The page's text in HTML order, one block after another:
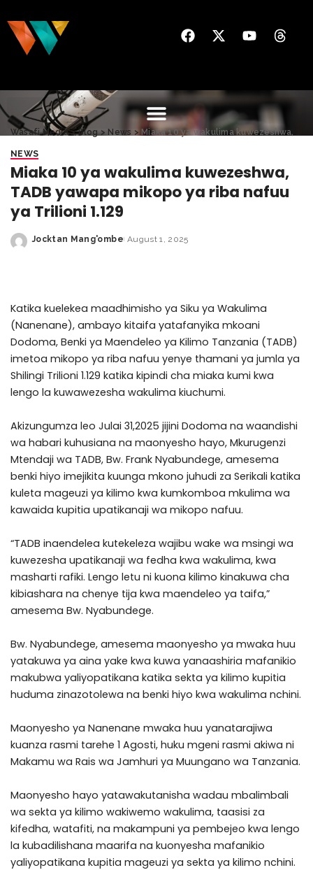
Wasafi Media>Blog> News > Miaka 10 ya wakulima kuwezeshwa, TADB yawapa mikopo ya riba nafuu ya Trilioni 1.129
NEWS
Miaka 10 ya wakulima kuwezeshwa,
TADB yawapa mikopo ya riba nafuu
ya Trilioni 1.129
Jocktan Mang'ombe August 1, 2025
Katika kuelekea maadhimisho ya Siku ya Wakulima
(Nanenane), ambayo kitaifa yatafanyika mkoani
Dodoma, Benki ya Maendeleo ya Kilimo Tanzania (TADB)
imetoa mikopo ya riba nafuu yenye thamani ya jumla ya
Shilingi Trilioni 1.129 katika kipindi cha miaka kumi kwa
lengo la kuwawezesha wakulima kiuchumi.
Akizungumza leo Julai 31,2025 jijini Dodoma na waandishi
wa habari kuhusiana na maonyesho hayo, Mkurugenzi
Mtendaji wa TADB, Bw. Frank Nyabundege, amesema
benki hiyo imejikita kuunga mkono juhudi za Serikali katika
kuleta mageuzi ya kilimo kwa kumkomboa mkulima wa
kawaida kupitia upatikanaji wa mikopo nafuu.
“TADB inaendelea kutekeleza wajibu wake wa msingi wa
kuwezesha upatikanaji wa fedha kwa wakulima, kwa
masharti rafiki. Lengo letu ni kuona kilimo kinakuwa cha
kibiashara na chenye tija kwa maendeleo ya taifa,”
amesema Bw. Nyabundege.
Bw. Nyabundege, amesema maonyesho ya mwaka huu
yatakuwa ya aina yake kwa kuwa yanaashiria mafanikio
makubwa yaliyopatikana katika sekta ya kilimo kupitia
huduma zinazotolewa na benki hiyo kwa wakulima nchini.
Maonyesho ya Nanenane mwaka huu yanatarajiwa
kuanza rasmi tarehe 1 Agosti, huku mgeni rasmi akiwa ni
Makamu wa Rais wa Jamhuri ya Muungano wa Tanzania.
Maonyesho hayo yatawakutanisha wadau mbalimbali
wa sekta ya kilimo wakiwemo wakulima, taasisi za
kifedha, watafiti, na makampuni ya pembejeo kwa lengo
la kubadilishana maarifa na kuonyesha mafanikio
yaliyopatikana kupitia mageuzi ya sekta ya kilimo nchini.